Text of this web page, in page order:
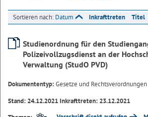
Sortieren nach: Datum Inkrafttreten Titel
Studienordnung für den
Polizeivollzugsdienst an der
Verwaltung (StudO PVD)
Dokumententyp:Gesetze und Rechtsverordnungen
Stand: 24.12.2021 Inkrafttreten: 23.12.2021